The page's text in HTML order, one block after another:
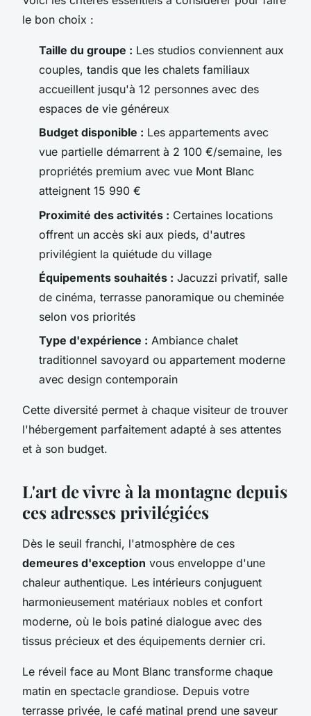
le bon choix :
Taille du groupe : Les studios conviennent aux
couples, tandis que les chalets familiaux
accueillent jusqu'à 12 personnes avec des
espaces de vie généreux
Budget disponible : Les appartements avec
vue partielle démarrent à 2 100 €/semaine, les
propriétés premium avec vue Mont Blanc
atteignent 15 990 €
Proximité des activités : Certaines locations
offrent un accès ski aux pieds, d'autres
privilégient la quiétude du village
Équipements souhaités : Jacuzzi privatif, salle
de cinéma, terrasse panoramique ou cheminée
selon vos priorités
Type d'expérience : Ambiance chalet
traditionnel savoyard ou appartement moderne
avec design contemporain
Cette diversité permet à chaque visiteur de trouver
l'hébergement parfaitement adapté à ses attentes
et à son budget.
L'art de vivre à la montagne depuis
ces adresses privilégiées
Dès le seuil franchi, l'atmosphère de ces
demeures d'exception vous enveloppe d'une
chaleur authentique. Les intérieurs conjuguent
harmonieusement matériaux nobles et confort
moderne, où le bois patiné dialogue avec des
tissus précieux et des équipements dernier cri.
Le réveil face au Mont Blanc transforme chaque
matin en spectacle grandiose. Depuis votre
terrasse privée, le café matinal prend une saveur